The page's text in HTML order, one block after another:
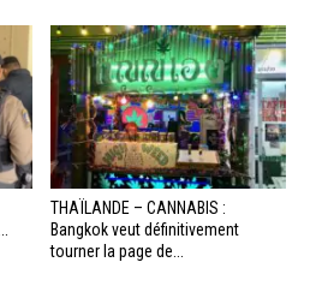
THAÏLANDE – CANNABIS :
Bangkok veut définitivement
tourner la page de...